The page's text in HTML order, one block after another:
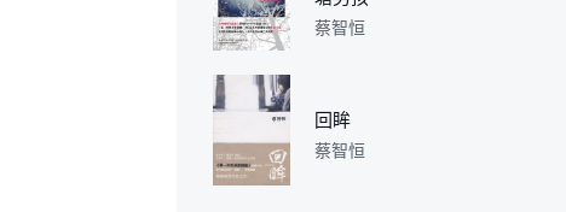
蔡智恒
回眸
蔡智恒